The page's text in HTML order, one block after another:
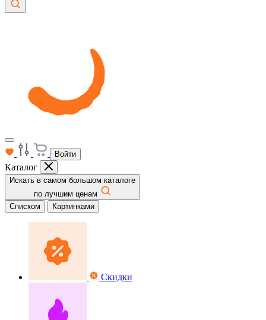
Войти
Каталог
Искать в самом большом каталоге
по лучшим ценам
Списком
Картинками
Скидки